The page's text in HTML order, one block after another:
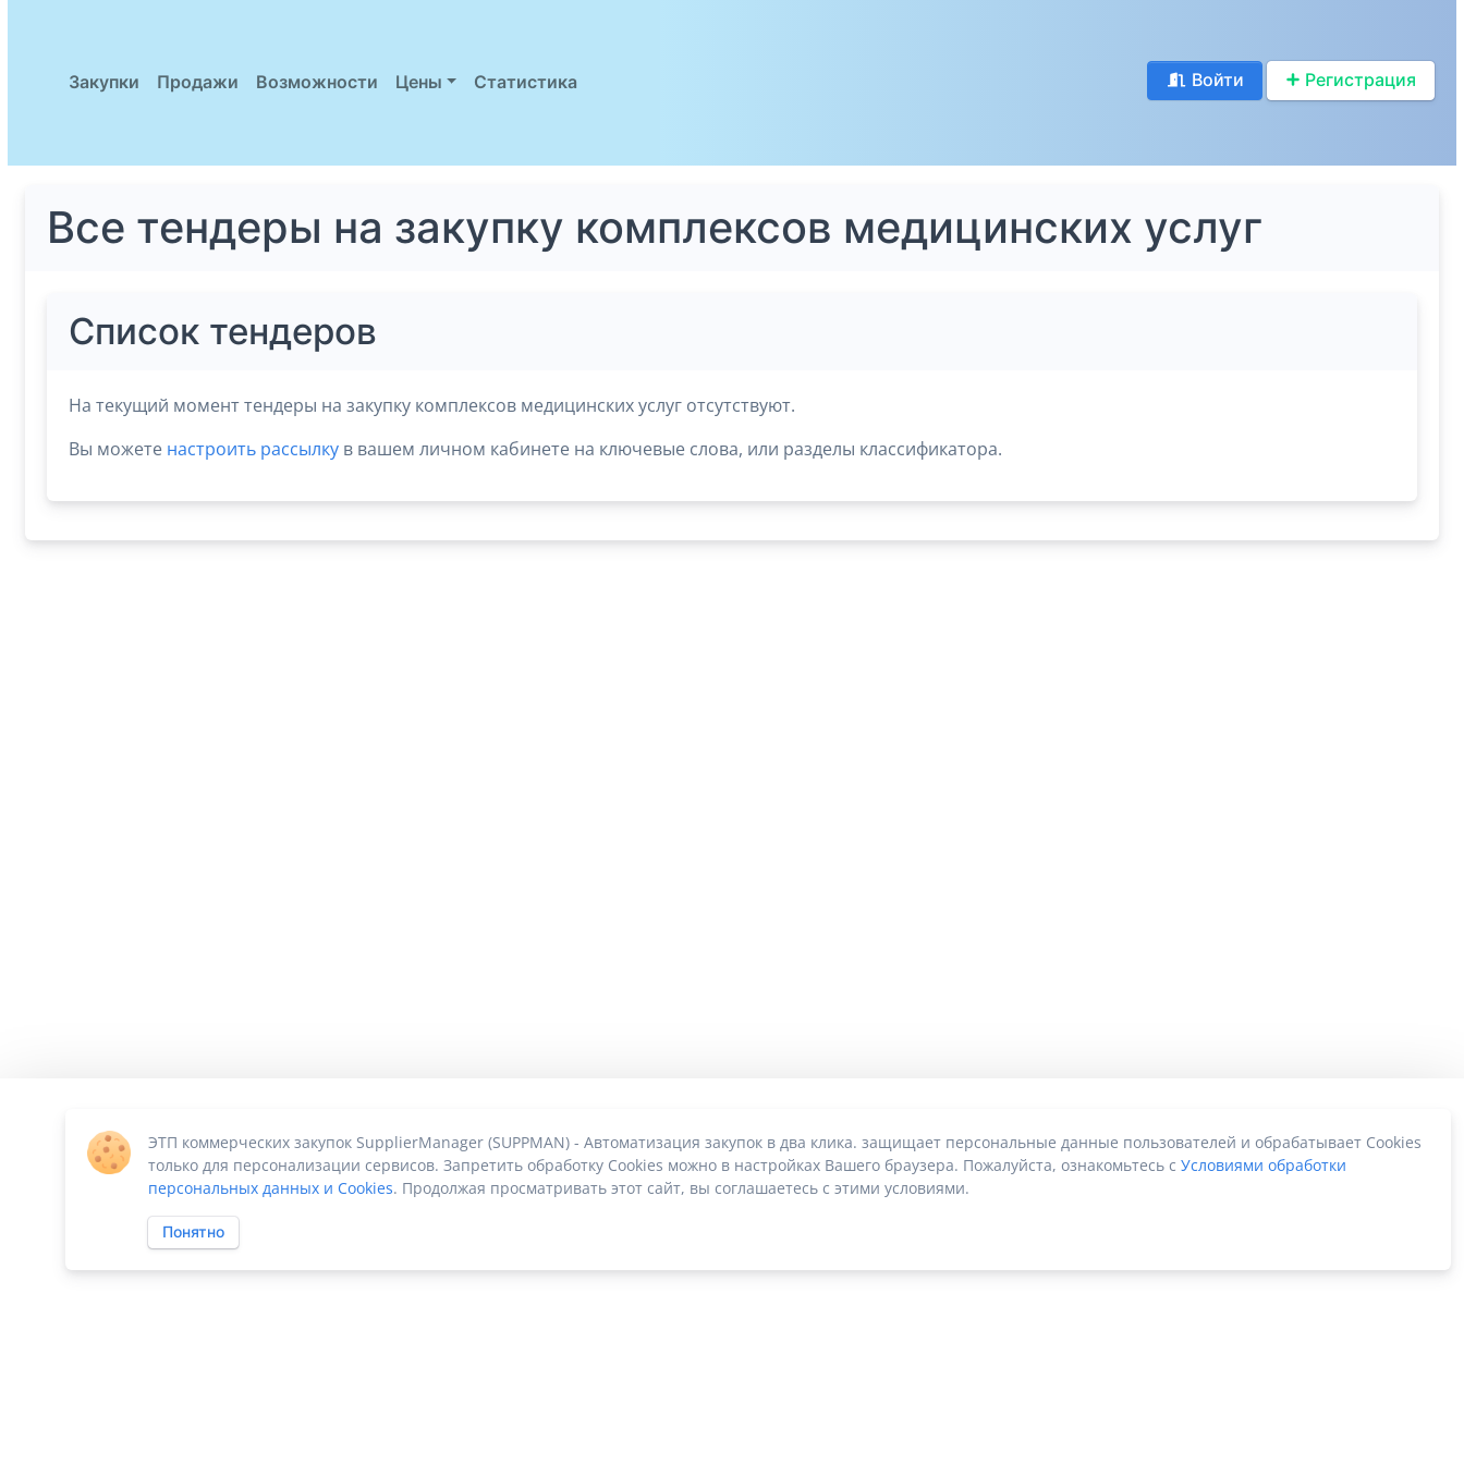
Закупки Продажи Возможности Цены Статистика Войти Регистрация
Все тендеры на закупку комплексов медицинских услуг
Список тендеров
На текущий момент тендеры на закупку комплексов медицинских услуг отсутствуют.
Вы можете настроить рассылкув вашем личном кабинете на ключевые слова, или разделы классификатора.
ЭТП коммерческих закупок SupplierManager (SUPPMAN) - Автоматизация закупок в два клика. защищает персональные данные пользователей и обрабатывает Cookies
только для персонализации сервисов. Запретить обработку Cookies можно в настройках Вашего браузера. Пожалуйста, ознакомьтесь с Условиями обработки
персональных данных и Cookies. Продолжая просматривать этот сайт, вы соглашаетесь с этими условиями.
Понятно